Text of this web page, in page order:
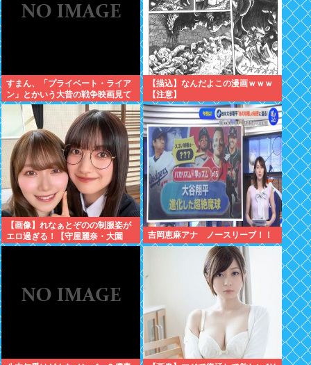
すまん、「プライベート・ライア
ン」とかいう大昔の戦争映画見て
みたら最初の30分で地獄なんだ
が…これずっと続く感じ？
【描込】なんだよこの漫画ｗｗｗ
【注意】
【画像】れなぁとぞのの制服姿が
エロ過ぎる！【守屋麗奈・大園
玲】【櫻坂46】
吉岡恵麻アナ ノースリーブ！！